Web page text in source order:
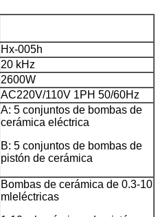
Hx-005h
20 kHz
2600W
AC220V/110V 1PH 50/60Hz
A: 5 conjuntos de bombas de
cerámica eléctrica
B: 5 conjuntos de bombas de
pistón de cerámica
Bombas de cerámica de 0.3-10
mleléctricas